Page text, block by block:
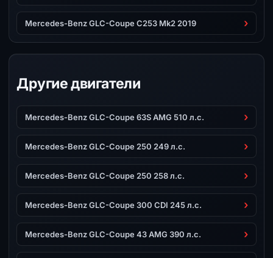
Mercedes-Benz GLC-Coupe C253 Mk2 2019
Другие двигатели
Mercedes-Benz GLC-Coupe 63S AMG 510 л.с.
Mercedes-Benz GLC-Coupe 250 249 л.с.
Mercedes-Benz GLC-Coupe 250 258 л.с.
Mercedes-Benz GLC-Coupe 300 CDI 245 л.с.
Mercedes-Benz GLC-Coupe 43 AMG 390 л.с.